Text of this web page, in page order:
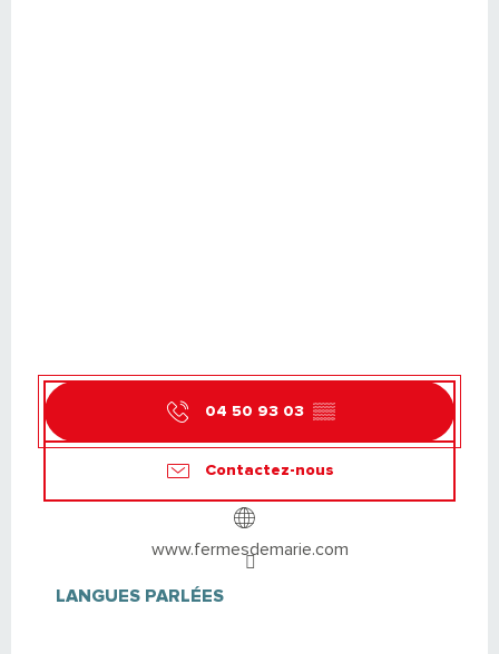
04 50 93 03 ▒▒
Contactez-nous
www.fermesdemarie.com
LANGUES PARLÉES
LANGUES PARLÉES